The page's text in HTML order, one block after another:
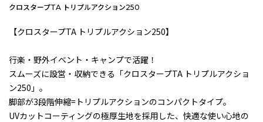
クロスタープTA トリプルアクション250
【クロスタープTA トリプルアクション250】
行楽・野外イベント・キャンプで活躍！
スムーズに設営・収納できる「クロスタープTA トリプルアクショ
ン250」。
脚部が3段階伸縮=トリプルアクションのコンパクトタイプ。
UVカットコーティングの極厚生地を採用した、快適な使い心地の